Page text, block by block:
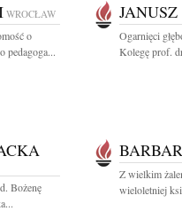
WROCŁAW
o
pedagoga...
Ogarnięci
Kolegę prof.
Bożenę
Z wielkim
wieloletniej